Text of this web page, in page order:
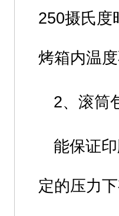
250摄氏度
烤箱内温
2、滚筒
能保证
定的压力